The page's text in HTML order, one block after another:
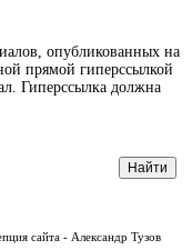
опубликованных на
прямой гиперссылкой
Гиперссылка должна
сайта - Александр Тузов